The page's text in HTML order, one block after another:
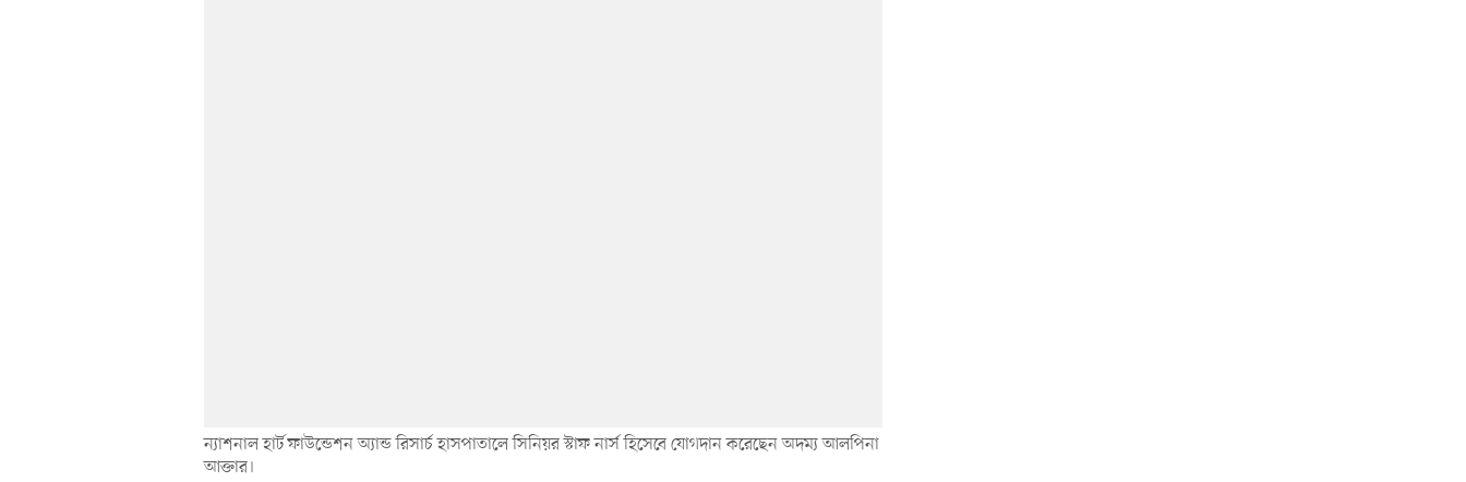
ন্যাশনাল হার্ট ফাউন্ডেশন অ্যান্ড রিসার্চ হাসপাতালে সিনিয়র স্টাফ নার্স হিসেবে যোগদান করেছেন অদম্য আলপিনা
আক্তার।